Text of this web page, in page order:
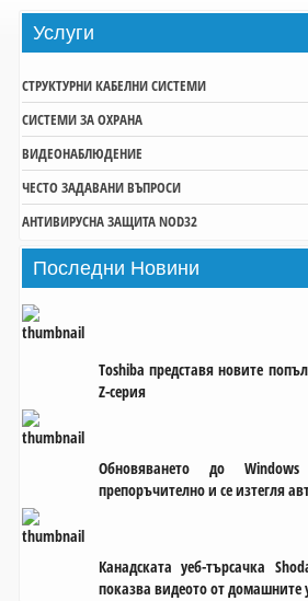
Услуги
СТРУКТУРНИ КАБЕЛНИ СИСТЕМИ
СИСТЕМИ ЗА ОХРАНА
ВИДЕОНАБЛЮДЕНИЕ
ЧЕСТО ЗАДАВАНИ ВЪПРОСИ
АНТИВИРУСНА ЗАЩИТА NOD32
Последни Новини
Toshiba представя новите
Z-серия
Обновяването до
препоръчително и се изтегля
Канадската уеб-търсачка
показва видеото от домашните